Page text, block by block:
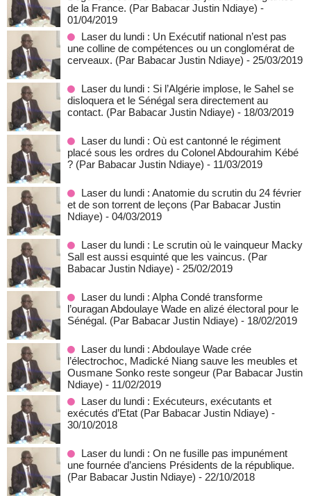
de la France. (Par Babacar Justin Ndiaye) -
01/04/2019
Laser du lundi : Un Exécutif national n’est pas
une colline de compétences ou un conglomérat de
cerveaux. (Par Babacar Justin Ndiaye) - 25/03/2019
Laser du lundi : Si l’Algérie implose, le Sahel se
disloquera et le Sénégal sera directement au
contact. (Par Babacar Justin Ndiaye) - 18/03/2019
Laser du lundi : Où est cantonné le régiment
placé sous les ordres du Colonel Abdourahim Kébé
? (Par Babacar Justin Ndiaye) - 11/03/2019
Laser du lundi : Anatomie du scrutin du 24 février
et de son torrent de leçons (Par Babacar Justin
Ndiaye) - 04/03/2019
Laser du lundi : Le scrutin où le vainqueur Macky
Sall est aussi esquinté que les vaincus. (Par
Babacar Justin Ndiaye) - 25/02/2019
Laser du lundi : Alpha Condé transforme
l’ouragan Abdoulaye Wade en alizé électoral pour le
Sénégal. (Par Babacar Justin Ndiaye) - 18/02/2019
Laser du lundi : Abdoulaye Wade crée
l’électrochoc, Madické Niang sauve les meubles et
Ousmane Sonko reste songeur (Par Babacar Justin
Ndiaye) - 11/02/2019
Laser du lundi : Exécuteurs, exécutants et
exécutés d’Etat (Par Babacar Justin Ndiaye) -
30/10/2018
Laser du lundi : On ne fusille pas impunément
une fournée d’anciens Présidents de la république.
(Par Babacar Justin Ndiaye) - 22/10/2018